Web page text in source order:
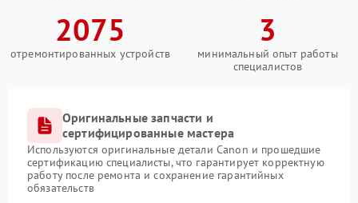
2075
отремонтированных устройств
3
минимальный опыт работы
специалистов
Оригинальные запчасти и
сертифицированные мастера
Используются оригинальные детали Canon и прошедшие
сертификацию специалисты, что гарантирует корректную
работу после ремонта и сохранение гарантийных
обязательств